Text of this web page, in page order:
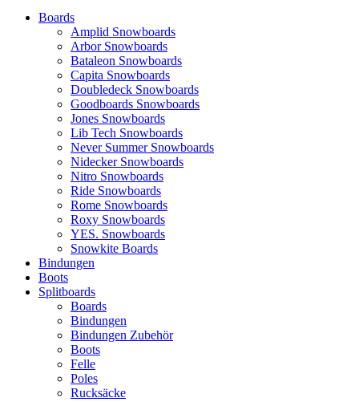
Boards
Amplid Snowboards
Arbor Snowboards
Bataleon Snowboards
Capita Snowboards
Doubledeck Snowboards
Goodboards Snowboards
Jones Snowboards
Lib Tech Snowboards
Never Summer Snowboards
Nidecker Snowboards
Nitro Snowboards
Ride Snowboards
Rome Snowboards
Roxy Snowboards
YES. Snowboards
Snowkite Boards
Bindungen
Boots
Splitboards
Boards
Bindungen
Bindungen Zubehör
Boots
Felle
Poles
Rucksäcke